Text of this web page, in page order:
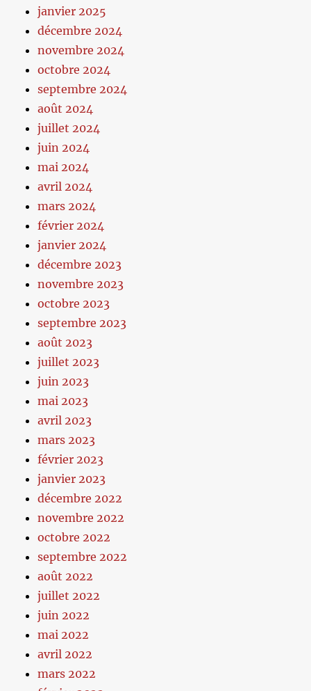
janvier 2025
décembre 2024
novembre 2024
octobre 2024
septembre 2024
août 2024
juillet 2024
juin 2024
mai 2024
avril 2024
mars 2024
février 2024
janvier 2024
décembre 2023
novembre 2023
octobre 2023
septembre 2023
août 2023
juillet 2023
juin 2023
mai 2023
avril 2023
mars 2023
février 2023
janvier 2023
décembre 2022
novembre 2022
octobre 2022
septembre 2022
août 2022
juillet 2022
juin 2022
mai 2022
avril 2022
mars 2022